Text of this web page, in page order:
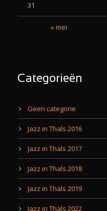
« mei
31
Categorieën
Geen categorie
Jazz in Thals 2016
Jazz in Thals 2017
Jazz in Thals 2018
Jazz in Thals 2019
Jazz in Thals 2022